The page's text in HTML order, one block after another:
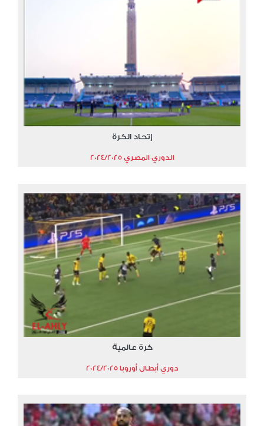
إتحاد الكرة
الدوري المصري 2024/2025
كرة عالمية
دوري أبطال أوروبا 2024/2025